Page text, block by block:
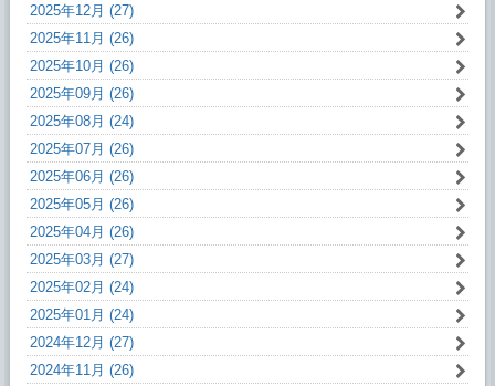
2025年12月 (27)
2025年11月 (26)
2025年10月 (26)
2025年09月 (26)
2025年08月 (24)
2025年07月 (26)
2025年06月 (26)
2025年05月 (26)
2025年04月 (26)
2025年03月 (27)
2025年02月 (24)
2025年01月 (24)
2024年12月 (27)
2024年11月 (26)